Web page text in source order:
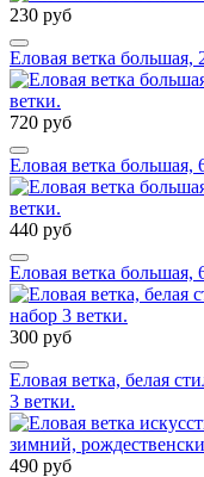
230 руб
Еловая ветка большая,
720 руб
Еловая ветка большая,
440 руб
Еловая ветка большая,
300 руб
Еловая ветка, белая
3 ветки.
490 руб